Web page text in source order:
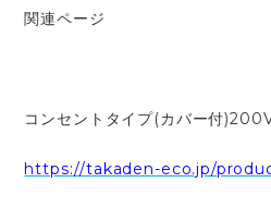
関連ページ
コンセントタイプ(カバー付
https://takaden-eco.jp/